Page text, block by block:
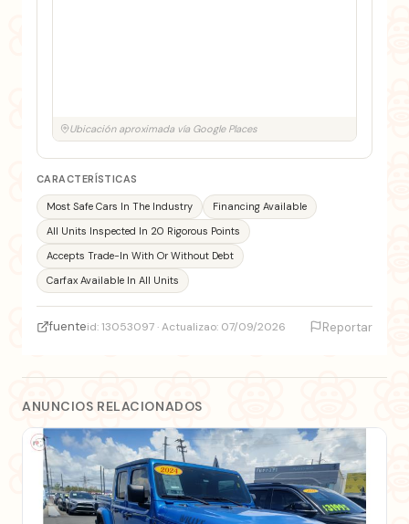
Ubicación aproximada vía Google Places
CARACTERÍSTICAS
Most Safe Cars In The Industry
Financing Available
All Units Inspected In 20 Rigorous Points
Accepts Trade-In With Or Without Debt
Carfax Available In All Units
fuenteid: 13053097 · Actualizao: 07/09/2026 Reportar
ANUNCIOS RELACIONADOS